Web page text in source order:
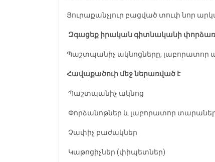
Յուրաքանչյուր բացված տուփ նոր
Զգացեք իրական գիտնականի
Պաշտպանիչ ակնոցները, լաբորատոր
Հավաքածուի մեջ ներառված է
️ Պաշտպանիչ ակնոց
Փորձանոթներ և լաբորատոր
️ Չափիչ բաժակներ
️ Կաթոցիչներ (փիպետներ)